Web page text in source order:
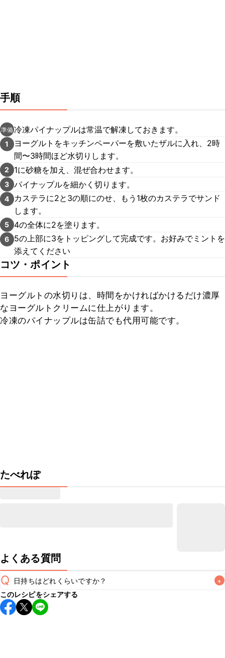
手順
準備冷凍パイナップルは常温で解凍しておきます。
1
ヨーグルトをキッチンペーパーを敷いたザルに入れ、2時
間〜3時間ほど水切りします。
2 1に砂糖を加え、混ぜ合わせます。
3 パイナップルを細かく切ります。
4
カステラに2と3の順にのせ、もう1枚のカステラでサンド
します。
5 4の全体に2を塗ります。
6
5の上部に3をトッピングして完成です。お好みでミントを
添えてください
コツ・ポイント
ヨーグルトの水切りは、時間をかければかけるだけ濃厚
なヨーグルトクリームに仕上がります。
冷凍のパイナップルは缶詰でも代用可能です。
たべれぽ
よくある質問
Q 日持ちはどれくらいですか？ +
保存期間は冷蔵で当日中が目安です。なるべくお早めにお召
し上がりください。
このレシピをシェアする